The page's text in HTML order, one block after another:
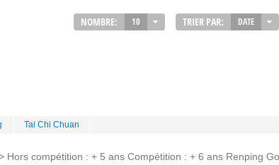
NOMBRE: 10 TRIER PAR: DATE
Tai Chi Chuan
Hors compétition : + 5 ans Compétition : + 6 ans Renping